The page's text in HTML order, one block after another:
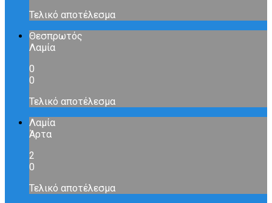
Τελικό αποτέλεσμα
Θεσπρωτός
Λαμία
0
0
Τελικό αποτέλεσμα
Λαμία
Άρτα
2
0
Τελικό αποτέλεσμα